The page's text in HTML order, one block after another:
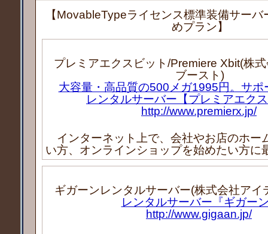
【MovableTypeライセンス標準装備サー
めプラン】
プレミアエクスビット/Premiere Xbit(株
ブースト)
大容量・高品質の500メガ1995円。サポ
レンタルサーバー【プレミアエク
http://www.premierx.jp/
インターネット上で、会社やお店のホー
い方、オンラインショップを始めたい方に
ギガーンレンタルサーバー(株式会社アイ
レンタルサーバー『ギガー
http://www.gigaan.jp/